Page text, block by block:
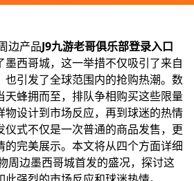
边产品J9九游老哥俱乐部登录入口
墨西哥城，这一举措不仅吸引了来自
也引发了全球范围内的抢购热潮。数
天蜂拥而至，排队争相购买这些限量
物设计到市场反应，再到球迷的热情
仪式不仅是一次普通的商品发售，更
的完美展示。本文将从四个方面详细
周边墨西哥城首发的盛况，探讨这